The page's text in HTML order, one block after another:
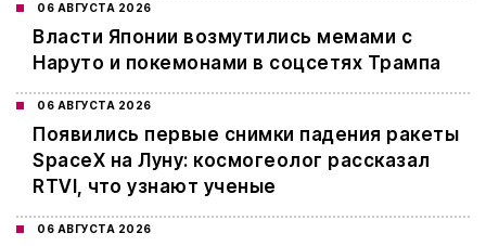
06 АВГУСТА 2026
Власти Японии возмутились мемами с
Наруто и покемонами в соцсетях Трампа
06 АВГУСТА 2026
Появились первые снимки падения ракеты
SpaceX на Луну: космогеолог рассказал
RTVI, что узнают ученые
06 АВГУСТА 2026